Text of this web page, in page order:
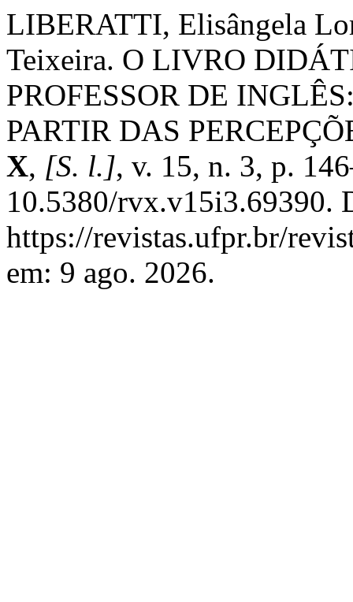
LIBERATTI, Elisângela
Teixeira. O LIVRO
PROFESSOR DE
PARTIR DAS
X, [S. l.], v. 15, n. 3, p.
10.5380/rvx.v15i3.69390.
https://revistas.ufpr.br/
em: 9 ago. 2026.